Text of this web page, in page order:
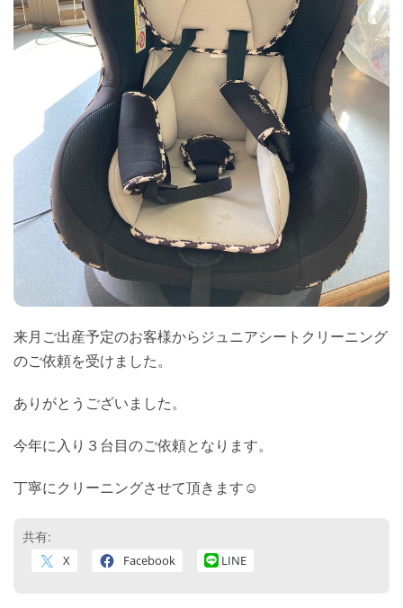
来月ご出産予定のお客様からジュニアシートクリーニング
のご依頼を受けました。
ありがとうございました。
今年に入り３台目のご依頼となります。
丁寧にクリーニングさせて頂きます☺
共有:
X Facebook LINE